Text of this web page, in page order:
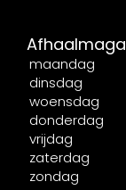
maandag
dinsdag
woensdag
donderdag
vrijdag
zaterdag
zondag